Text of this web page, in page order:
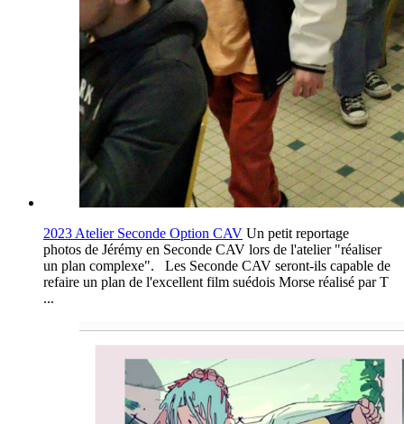
2023 Atelier Seconde Option CAV Un petit reportage
photos de Jérémy en Seconde CAV lors de l'atelier "réaliser
un plan complexe". Les Seconde CAV seront-ils capable de
refaire un plan de l'excellent film suédois Morse réalisé par T
...